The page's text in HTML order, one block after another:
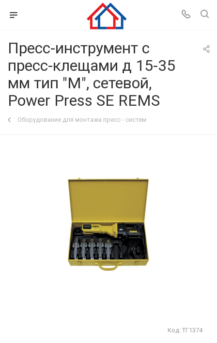
Пресс-инструмент c
пресс-клещами д 15-35
мм тип "М", сетевой,
Power Press SE REMS
Оборудование для монтажа пресс - систем
Код: ТГ1374